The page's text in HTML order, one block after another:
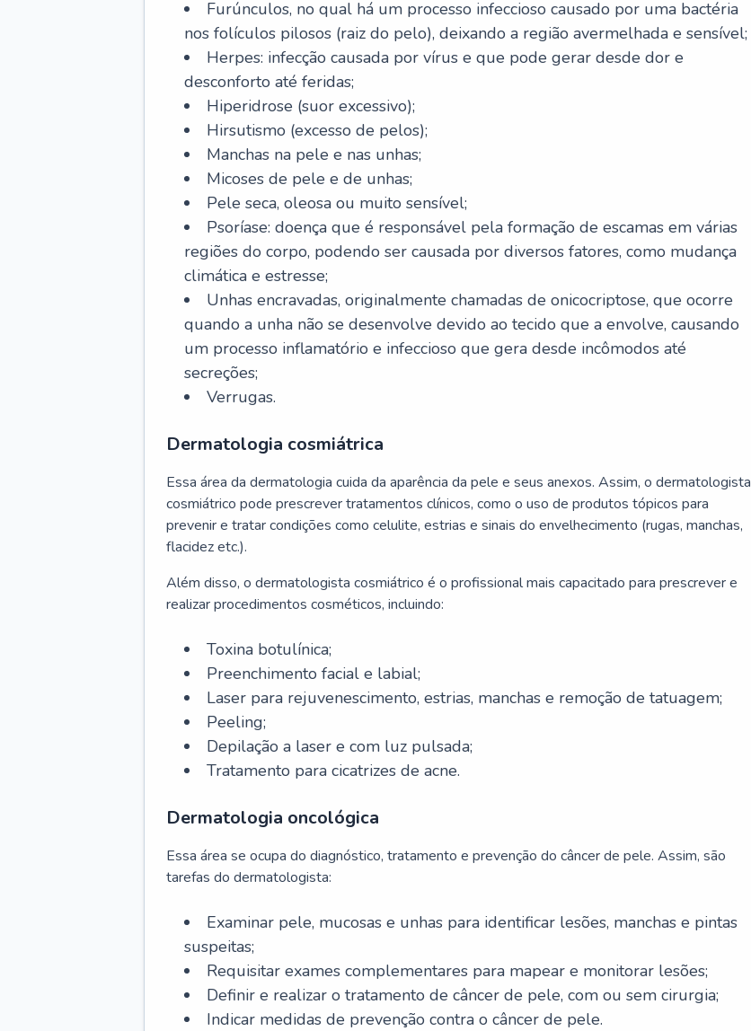
Furúnculos, no qual há um processo infeccioso causado por uma bactéria
nos folículos pilosos (raiz do pelo), deixando a região avermelhada e sensível;
Herpes: infecção causada por vírus e que pode gerar desde dor e
desconforto até feridas;
Hiperidrose (suor excessivo);
Hirsutismo (excesso de pelos);
Manchas na pele e nas unhas;
Micoses de pele e de unhas;
Pele seca, oleosa ou muito sensível;
Psoríase: doença que é responsável pela formação de escamas em várias
regiões do corpo, podendo ser causada por diversos fatores, como mudança
climática e estresse;
Unhas encravadas, originalmente chamadas de onicocriptose, que ocorre
quando a unha não se desenvolve devido ao tecido que a envolve, causando
um processo inflamatório e infeccioso que gera desde incômodos até
secreções;
Verrugas.
Dermatologia cosmiátrica
Essa área da dermatologia cuida da aparência da pele e seus anexos. Assim, o dermatologista
cosmiátrico pode prescrever tratamentos clínicos, como o uso de produtos tópicos para
prevenir e tratar condições como celulite, estrias e sinais do envelhecimento (rugas, manchas,
flacidez etc.).
Além disso, o dermatologista cosmiátrico é o profissional mais capacitado para prescrever e
realizar procedimentos cosméticos, incluindo:
Toxina botulínica;
Preenchimento facial e labial;
Laser para rejuvenescimento, estrias, manchas e remoção de tatuagem;
Peeling;
Depilação a laser e com luz pulsada;
Tratamento para cicatrizes de acne.
Dermatologia oncológica
Essa área se ocupa do diagnóstico, tratamento e prevenção do câncer de pele. Assim, são
tarefas do dermatologista:
Examinar pele, mucosas e unhas para identificar lesões, manchas e pintas
suspeitas;
Requisitar exames complementares para mapear e monitorar lesões;
Definir e realizar o tratamento de câncer de pele, com ou sem cirurgia;
Indicar medidas de prevenção contra o câncer de pele.